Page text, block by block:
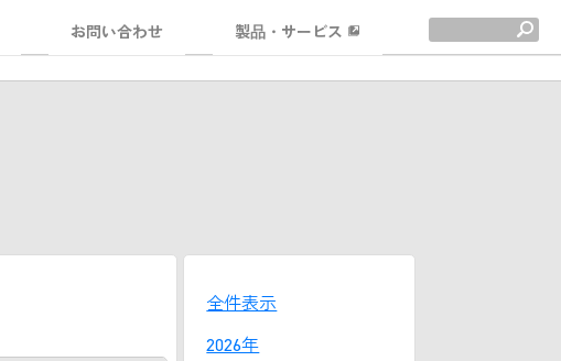
お問い合わせ 製品・サービス
全件表示
2026年